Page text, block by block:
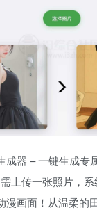
成器 – 一键生成专
上传一张照片，
漫画面！从温柔的